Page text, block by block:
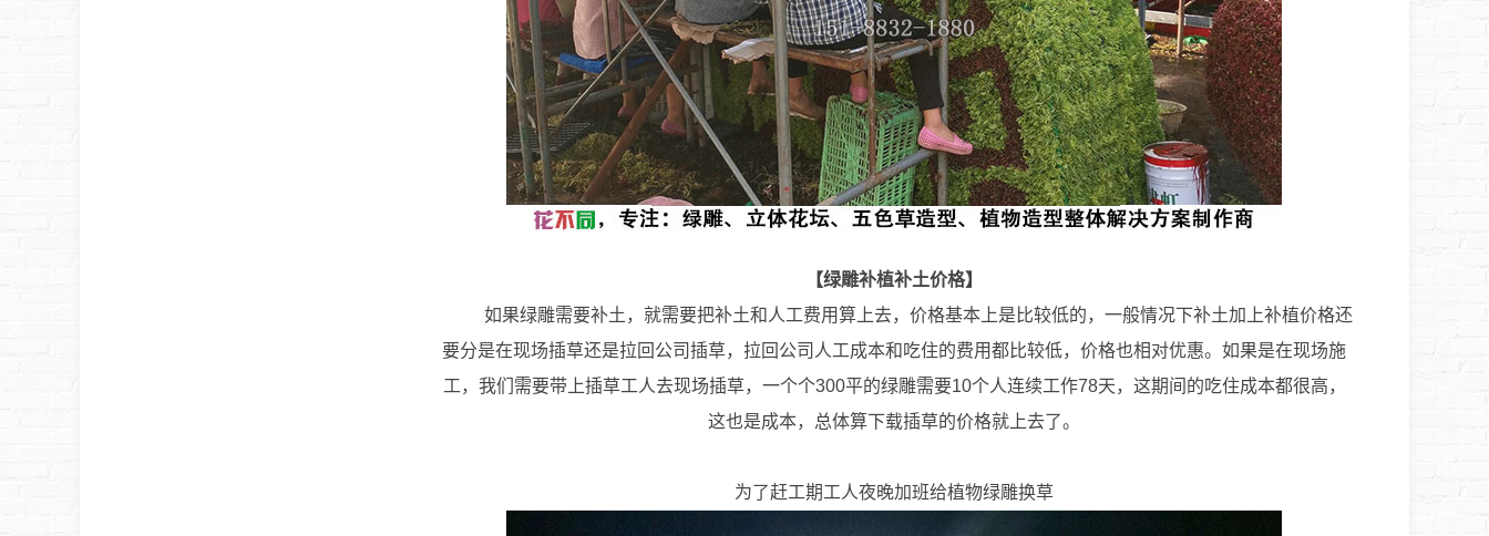
【绿雕补植补土价格】
如果绿雕需要补土，就需要把补土和人工费用算上去，价格基本上是比较低的，一般情况下补土加上补植价格还
要分是在现场插草还是拉回公司插草，拉回公司人工成本和吃住的费用都比较低，价格也相对优惠。如果是在现场施
工，我们需要带上插草工人去现场插草，一个个300平的绿雕需要10个人连续工作78天，这期间的吃住成本都很高，
这也是成本，总体算下载插草的价格就上去了。
为了赶工期工人夜晚加班给植物绿雕换草